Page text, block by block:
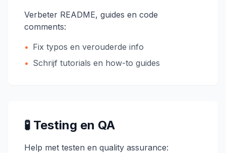
Verbeter README, guides en code
comments:
• Fix typos en verouderde info
• Schrijf tutorials en how-to guides
🧪 Testing en QA
Help met testen en quality assurance: